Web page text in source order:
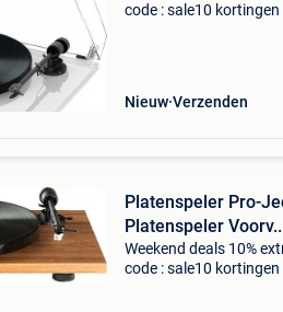
code : sale10
Nieuw Verzenden
Platenspeler Pro-
Platenspeler
Weekend deals 10%
code : sale10